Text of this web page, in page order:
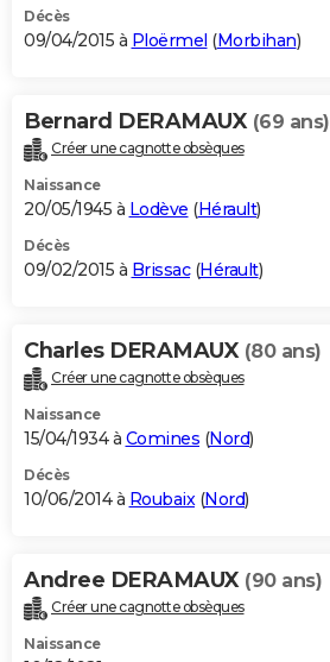
Décès
09/04/2015 à Ploërmel (Morbihan)
Bernard DERAMAUX (69 ans)
Créer une cagnotte obsèques
Naissance
20/05/1945 à Lodève (Hérault)
Décès
09/02/2015 à Brissac(Hérault)
Charles DERAMAUX (80 ans)
Créer une cagnotte obsèques
Naissance
15/04/1934 à Comines (Nord)
Décès
10/06/2014 à Roubaix(Nord)
Andree DERAMAUX (90 ans)
Créer une cagnotte obsèques
Naissance